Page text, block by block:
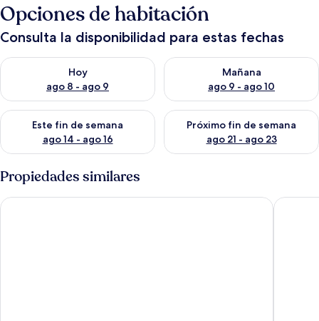
Opciones de habitación
Consulta la disponibilidad para estas fechas
Hoy
ago 8 - ago 9
Consulta la disponibilidad para hoy ago 8 - ago 9
Mañana
ago 9 - ago 10
Consulta la disponibilidad
Este fin de semana
ago 14 - ago 16
Consulta la disponibilidad para este fin de semana ago 14 -
Próximo fin de semana
ago 21 - ago 23
Consulta la disponibilidad
Propiedades similares
Zenhousepipa